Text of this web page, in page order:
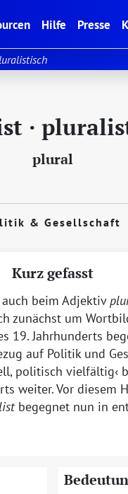
Hilfe Presse
·
plural
& Gesellschaft
Kurz gefasst
beim Adjektiv
zunächst um
19. Jahrhunderts
auf Politik und
politisch vielfältig
weiter. Vor diesem
begegnet nun in